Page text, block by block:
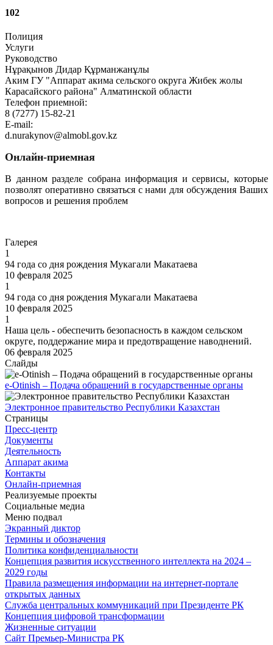
102
Полиция
Услуги
Руководство
Нұрақынов Дидар Құрманжанұлы
Аким ГУ "Аппарат акима сельского округа Жибек жолы
Карасайского района" Алматинской области
Телефон приемной:
8 (7277) 15-82-21
E-mail:
d.nurakynov@almobl.gov.kz
Онлайн-приемная
В данном разделе собрана информация и сервисы, которые
позволят оперативно связаться с нами для обсуждения Ваших
вопросов и решения проблем
Галерея
1
94 года со дня рождения Мукагали Макатаева
10 февраля 2025
1
94 года со дня рождения Мукагали Макатаева
10 февраля 2025
1
Наша цель - обеспечить безопасность в каждом сельском
округе, поддержание мира и предотвращение наводнений.
06 февраля 2025
Слайды
e-Otinish – Подача обращений в государственные органы
Электронное правительство Республики Казахстан
Страницы
Пресс-центр
Документы
Деятельность
Аппарат акима
Контакты
Онлайн-приемная
Реализуемые проекты
Социальные медиа
Меню подвал
Экранный диктор
Термины и обозначения
Политика конфиденциальности
Концепция развития искусственного интеллекта на 2024 –
2029 годы
Правила размещения информации на интернет-портале
открытых данных
Служба центральных коммуникаций при Президенте РК
Концепция цифровой трансформации
Жизненные ситуации
Сайт Премьер-Министра РК